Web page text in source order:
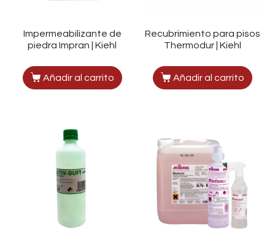
Impermeabilizante de
piedra Impran | Kiehl
Añadir al carrito
Recubrimiento para pisos
Thermodur | Kiehl
Añadir al carrito